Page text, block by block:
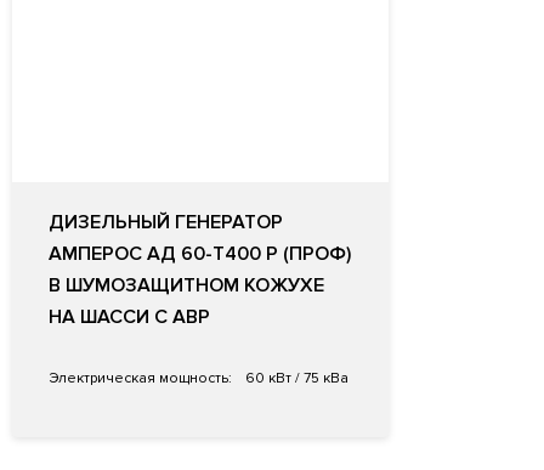
ДИЗЕЛЬНЫЙ ГЕНЕРАТОР
АМПЕРОС АД 60-Т400 P (ПРОФ)
В ШУМОЗАЩИТНОМ КОЖУХЕ
НА ШАССИ С АВР
Электрическая мощность: 60 кВт / 75 кВа